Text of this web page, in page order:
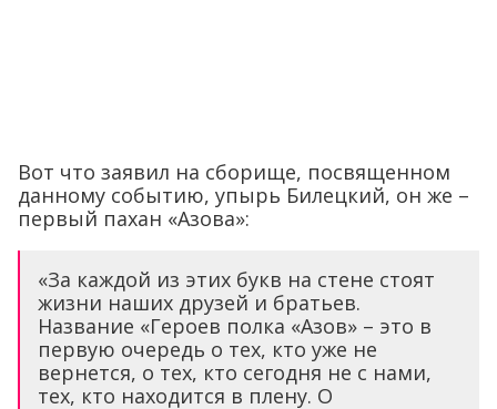
Вот что заявил на сборище, посвященном
данному событию, упырь Билецкий, он же –
первый пахан «Азова»:
«За каждой из этих букв на стене стоят
жизни наших друзей и братьев.
Название «Героев полка «Азов» – это в
первую очередь о тех, кто уже не
вернется, о тех, кто сегодня не с нами,
тех, кто находится в плену. О